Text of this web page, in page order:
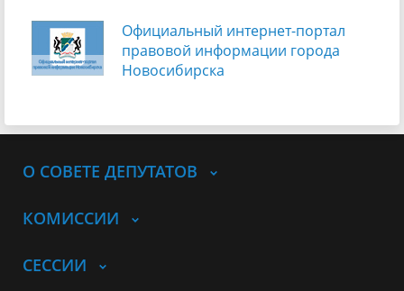
Официальный интернет-портал
правовой информации города
Новосибирска
О СОВЕТЕ ДЕПУТАТОВ
КОМИССИИ
СЕССИИ